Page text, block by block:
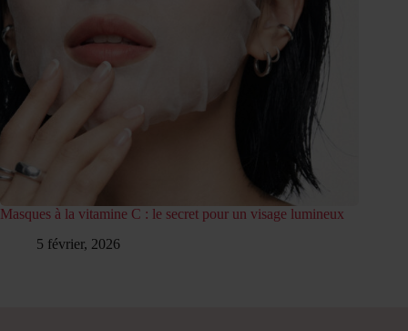
Masques à la vitamine C : le secret pour un visage lumineux
5 février, 2026